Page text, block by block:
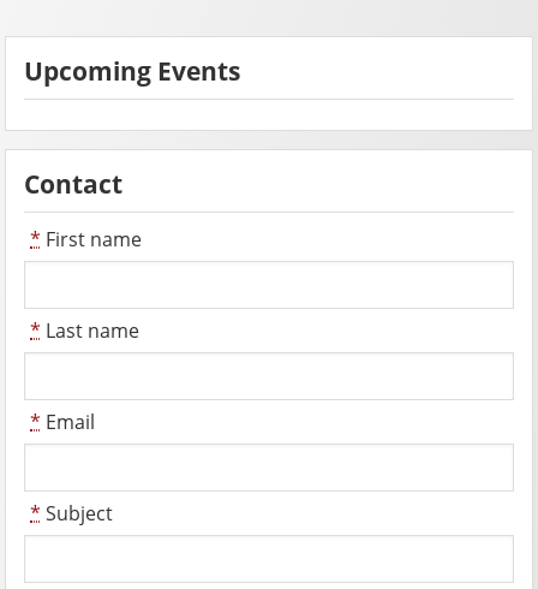
Upcoming Events
Contact
* First name
* Last name
* Email
* Subject